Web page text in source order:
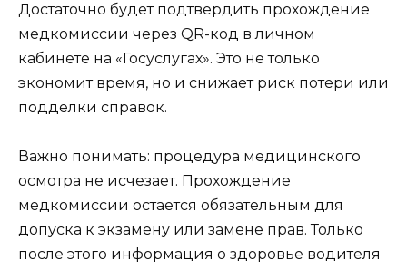
Достаточно будет подтвердить прохождение
медкомиссии через QR-код в личном
кабинете на «Госуслугах». Это не только
экономит время, но и снижает риск потери или
подделки справок.
Важно понимать: процедура медицинского
осмотра не исчезает. Прохождение
медкомиссии остается обязательным для
допуска к экзамену или замене прав. Только
после этого информация о здоровье водителя